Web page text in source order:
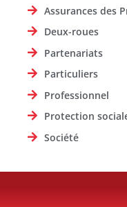
Assurances des
Deux-roues
Partenariats
Particuliers
Professionnel
Protection
Société